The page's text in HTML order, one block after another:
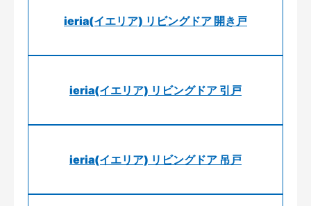
ieria(イエリア) リビングドア 開き戸
ieria(イエリア) リビングドア 引戸
ieria(イエリア) リビングドア 吊戸